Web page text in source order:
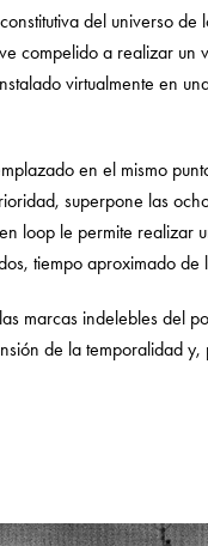
del universo de
compelido a realizar un
virtualmente en
en el mismo
superpone las
loop le permite realizar
tiempo aproximado de
marcas indelebles del
de la temporalidad